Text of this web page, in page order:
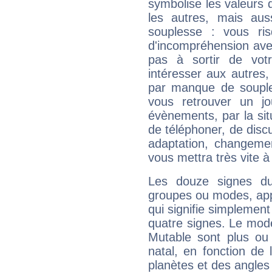
symbolise les valeurs
les autres, mais
souplesse : vous
d'incompréhension
pas à sortir de
intéresser aux
par manque de
vous retrouver un
évènements, par la
de téléphoner, de
adaptation,
vous mettra très vite
Les douze signes
groupes ou modes,
qui signifie
quatre signes. Le
Mutable sont plus
natal, en fonction de
planètes et des